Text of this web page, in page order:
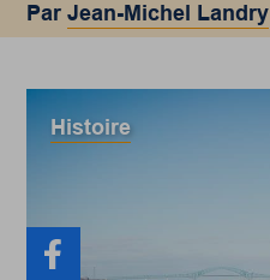
ParJean-Michel Landry
Histoire